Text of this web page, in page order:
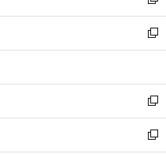
開
く
ウ
で
開
ン
ド
ウ
開
く
ウ
ィ
ン
ウ
で
開
く
し
い
ウ
ン
ド
ウ
で
新
し
ウ
ィ
ン
ド
新
し
い
新